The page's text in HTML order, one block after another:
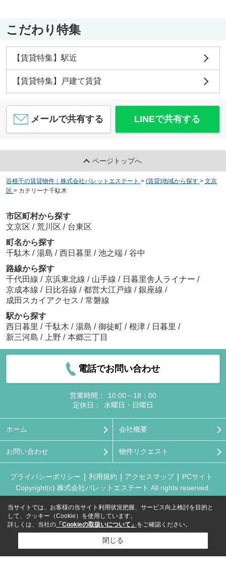
こだわり特集
【賃貸特集】駅近
【賃貸特集】戸建て賃貸
メールで共有する LINEで共有する
ページトップへ
谷根千の賃貸物件｜株式会社パレットエステート > (賃貸)地域から探す > 文京
区 > カテリーナ千駄木
市区町村から探す
文京区 / 荒川区 / 台東区
町名から探す
千駄木 / 湯島 / 西日暮里 / 池之端 / 谷中
路線から探す
千代田線 / 京浜東北線 / 山手線 / 日暮里舎人ライナー /
京成本線 / 日比谷線 / 都営大江戸線 / 銀座線 /
成田スカイアクセス / 常磐線
駅から探す
西日暮里 / 千駄木 / 湯島 / 御徒町 / 根津 / 日暮里 /
新三河島 / 上野 / 本郷三丁目
電話でお問い合わせ
営業時間：
10:00～18：00
定休日：
水曜日・日曜日
ホーム 会社概要
お問い合わせ 物件リクエスト
プライバシーポリシー 利用規約 アクセスマップ
PCサイト
Copyright(c) 株式会社パレットエステート All rights reserved.
当サイトでは、お客様の当サイト利用状況把握、サービス向上検討を目的と
して、クッキー（Cookie）を使用しています。
詳しくは、当社の 「Cookieの取扱いについて」 をご確認ください。
閉じる